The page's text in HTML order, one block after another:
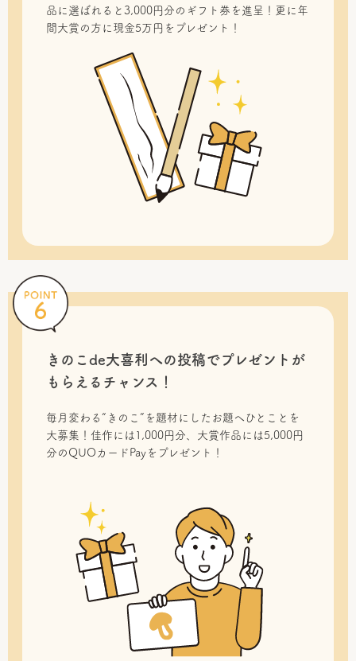
品に選ばれると3,000円分のギフト券を進呈！更に年
間大賞の方に現金5万円をプレゼント！
きのこde大喜利への投稿でプレゼントが
もらえるチャンス！
毎月変わる“きのこ”を題材にしたお題へひとことを
大募集！佳作には1,000円分、大賞作品には5,000円
分のQUOカードPayをプレゼント！